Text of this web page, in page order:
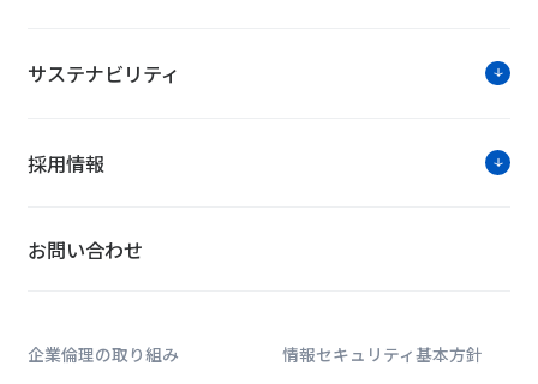
サステナビリティ
採用情報
お問い合わせ
企業倫理の取り組み
情報セキュリティ基本方針